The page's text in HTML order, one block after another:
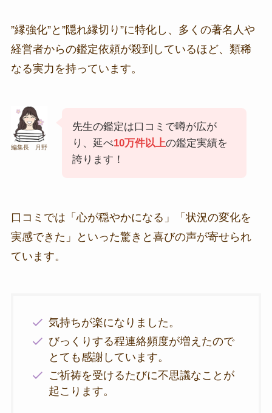
”縁強化”と”隠れ縁切り”に特化し、多くの著名人や
経営者からの鑑定依頼が殺到しているほど、類稀
なる実力を持っています。
編集長 月野
先生の鑑定は口コミで噂が広が
り、延べ10万件以上の鑑定実績を
誇ります！
口コミでは「心が穏やかになる」「状況の変化を
実感できた」といった驚きと喜びの声が寄せられ
ています。
気持ちが楽になりました。
びっくりする程連絡頻度が増えたので
とても感謝しています。
ご祈祷を受けるたびに不思議なことが
起こります。